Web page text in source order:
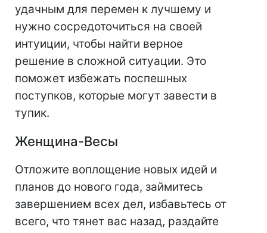
удачным для перемен к лучшему и
нужно сосредоточиться на своей
интуиции, чтобы найти верное
решение в сложной ситуации. Это
поможет избежать поспешных
поступков, которые могут завести в
тупик.
Женщина-Весы
Отложите воплощение новых идей и
планов до нового года, займитесь
завершением всех дел, избавьтесь от
всего, что тянет вас назад, раздайте